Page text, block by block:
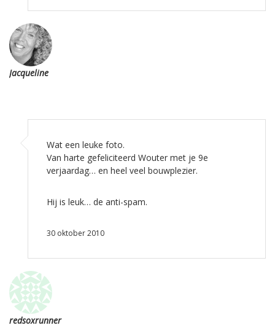
Jacqueline
Wat een leuke foto.
Van harte gefeliciteerd Wouter met je 9e
verjaardag… en heel veel bouwplezier.
Hij is leuk… de anti-spam.
30 oktober 2010
redsoxrunner